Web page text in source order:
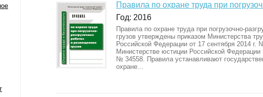
Правила по охране труда при
Год: 2016
Правила по охране труда при погрузочно-
грузов утверждены приказом Министерства
Российской Федерации от 17 сентября 2014 г.
Министерстве юстиции Российской Федерации
№ 34558. Правила устанавливают
охране...